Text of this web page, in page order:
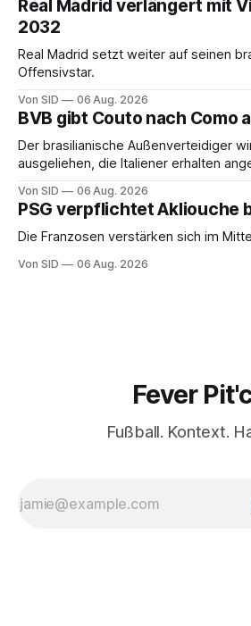
Real Madrid verlängert mit
2032
Real Madrid setzt weiter auf seinen
Offensivstar.
Von SID 06 Aug. 2026
BVB gibt Couto nach Como
Der brasilianische Außenverteidiger
ausgeliehen, die Italiener erhalten
Von SID 06 Aug. 2026
PSG verpflichtet Akliouche
Die Franzosen verstärken sich im
Von SID 06 Aug. 2026
Fever
Fußball. Kontext.